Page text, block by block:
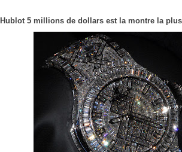
5 millions de dollars est la montre la